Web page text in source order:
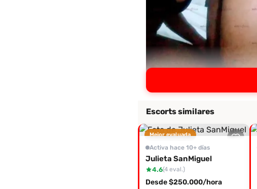
Escorts similares
Mejor evaluada
Activa hace 10+ días
Julieta SanMiguel
4.6(4 eval.)
Desde $250.000/hora